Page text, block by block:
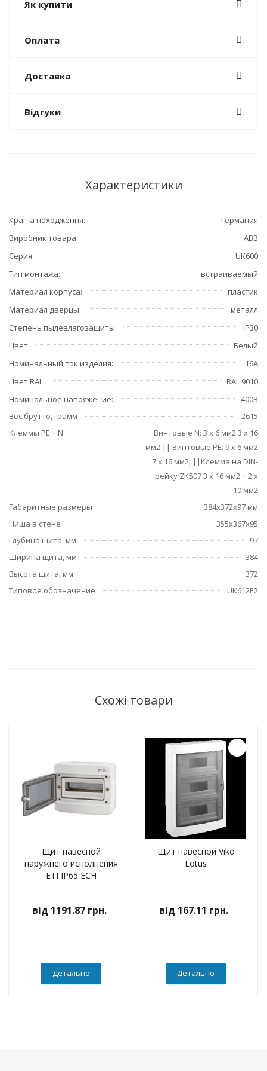
Як купити
Оплата
Доставка
Відгуки
Характеристики
Країна походження
Германия
Виробник товара
ABB
Серия
UK600
Тип монтажа
встраиваемый
Материал корпуса
пластик
Материал дверцы
металл
Степень пылевлагозащиты
IP30
Цвет
Белый
Номинальный ток изделия
16A
Цвет RAL
RAL 9010
Номинальное напряжение
400В
Вес брутто, грамм
2615
Клеммы РЕ + N
Винтовые N: 3 x 6 мм2 3 x 16
мм2 || Винтовые PE: 9 x 6 мм2
7 x 16 мм2, ||Клемма на DIN-
рейку ZK507 3 x 16 мм2 + 2 x
10 мм2
Габаритные размеры
384x372x97 мм
Ниша в стене
355x367x95
Глубина щита, мм
97
Ширина щита, мм
384
Высота щита, мм
372
Типовое обозначение
UK612E2
Схожі товари
Щит навесной
наружнего исполнения
ETI IP65 ECH
від 1191.87 грн.
Детально
Щит навесной Viko
Lotus
від 167.11 грн.
Детально